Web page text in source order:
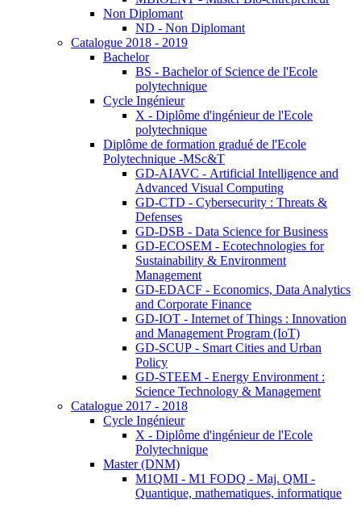
Non Diplomant
ND - Non Diplomant
Catalogue 2018 - 2019
Bachelor
BS - Bachelor of Science de l'Ecole
polytechnique
Cycle Ingénieur
X - Diplôme d'ingénieur de l'Ecole
polytechnique
Diplôme de formation gradué de l'Ecole
Polytechnique -MSc&T
GD-AIAVC - Artificial Intelligence and
Advanced Visual Computing
GD-CTD - Cybersecurity : Threats &
Defenses
GD-DSB - Data Science for Business
GD-ECOSEM - Ecotechnologies for
Sustainability & Environment
Management
GD-EDACF - Economics, Data Analytics
and Corporate Finance
GD-IOT - Internet of Things : Innovation
and Management Program (IoT)
GD-SCUP - Smart Cities and Urban
Policy
GD-STEEM - Energy Environment :
Science Technology & Management
Catalogue 2017 - 2018
Cycle Ingénieur
X - Diplôme d'ingénieur de l'Ecole
Polytechnique
Master (DNM)
M1QMI - M1 FODQ - Maj. QMI -
Quantique, mathematiques, informatique